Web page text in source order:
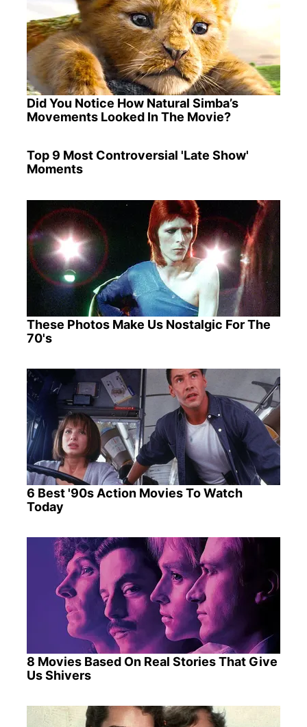
Did You Notice How Natural Simba’s
Movements Looked In The Movie?
Top 9 Most Controversial 'Late Show'
Moments
These Photos Make Us Nostalgic For The
70's
6 Best '90s Action Movies To Watch
Today
8 Movies Based On Real Stories That Give
Us Shivers